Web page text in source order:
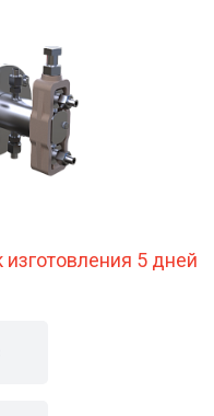
изготовления 5 дней